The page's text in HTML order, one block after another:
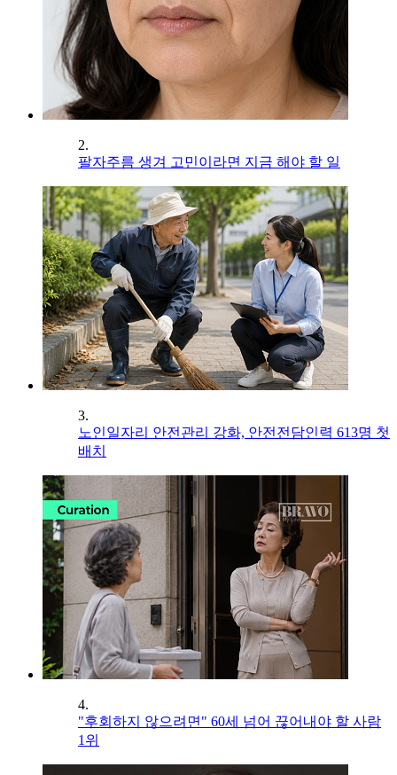
2.
팔자주름 생겨 고민이라면 지금 해야 할 일
3.
노인일자리 안전관리 강화, 안전전담인력 613명 첫
배치
4.
"후회하지 않으려면" 60세 넘어 끊어내야 할 사람
1위